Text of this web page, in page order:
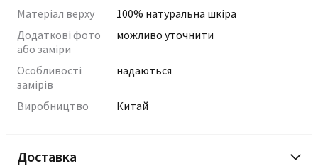
Матеріал верху
100% натуральна шкіра
Додаткові фото
або заміри
можливо уточнити
Особливості
замірів
надаються
Виробництво Китай
Доставка